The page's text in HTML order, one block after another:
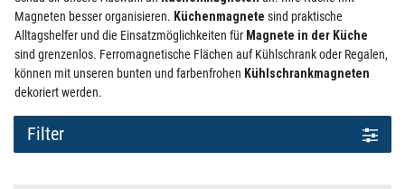
Magneten besser organisieren. Küchenmagnete sind praktische
Alltagshelfer und die Einsatzmöglichkeiten für Magnete in der Küche
sind grenzenlos. Ferromagnetische Flächen auf Kühlschrank oder Regalen,
können mit unseren bunten und farbenfrohen Kühlschrankmagneten
dekoriert werden.
Filter